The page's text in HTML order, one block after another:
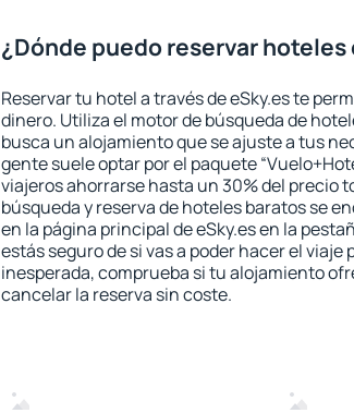
¿Dónde puedo reservar hoteles
Reservar tu hotel a través de eSky.es te
dinero. Utiliza el motor de búsqueda de
busca un alojamiento que se ajuste a tus
gente suele optar por el paquete
viajeros ahorrarse hasta un 30% del precio
búsqueda y reserva de hoteles baratos se
en la página principal de eSky.es en la
estás seguro de si vas a poder hacer el viaje
inesperada, comprueba si tu alojamiento
cancelar la reserva sin coste.